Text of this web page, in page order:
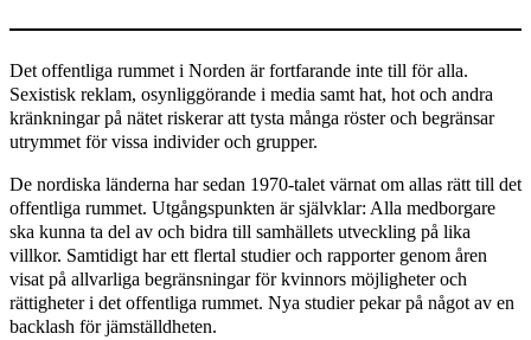
Det offentliga rummet i Norden är fortfarande inte till för alla.
Sexistisk reklam, osynliggörande i media samt hat, hot och andra
kränkningar på nätet riskerar att tysta många röster och begränsar
utrymmet för vissa individer och grupper.
De nordiska länderna har sedan 1970-talet värnat om allas rätt till det
offentliga rummet. Utgångspunkten är självklar: Alla medborgare
ska kunna ta del av och bidra till samhällets utveckling på lika
villkor. Samtidigt har ett flertal studier och rapporter genom åren
visat på allvarliga begränsningar för kvinnors möjligheter och
rättigheter i det offentliga rummet. Nya studier pekar på något av en
backlash för jämställdheten.